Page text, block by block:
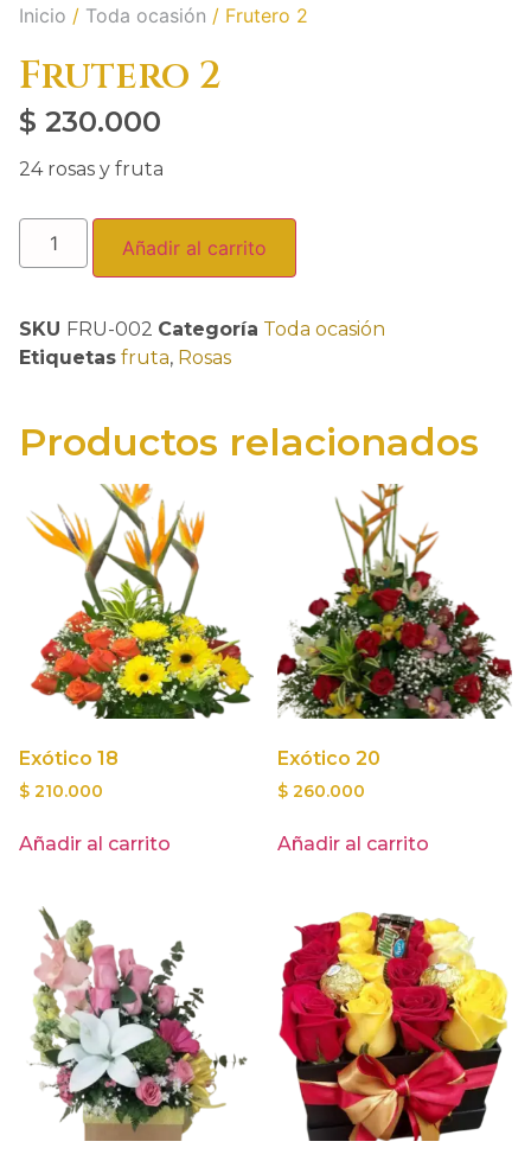
Inicio / Toda ocasión / Frutero 2
Frutero 2
$ 230.000
24 rosas y fruta
Añadir al carrito
SKU FRU-002 Categoría Toda ocasión
Etiquetas fruta, Rosas
Productos relacionados
Exótico 18
$ 210.000
Añadir al carrito
Exótico 20
$ 260.000
Añadir al carrito